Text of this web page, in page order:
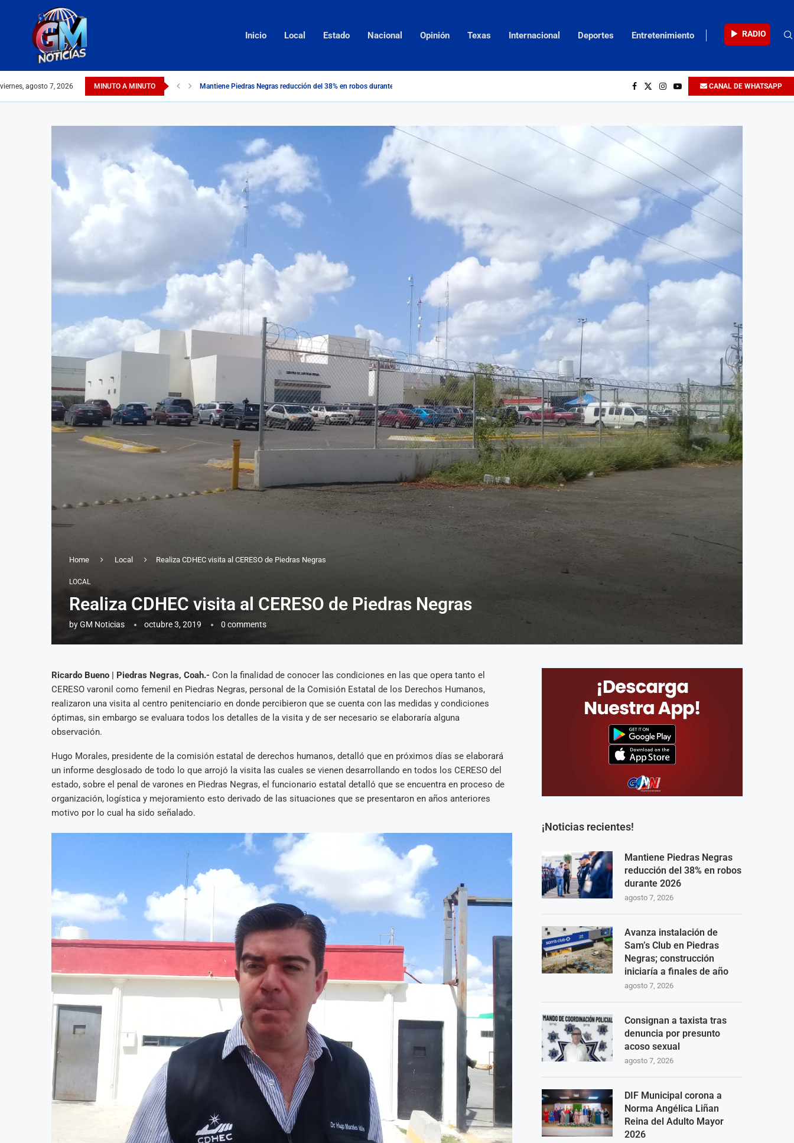
Inicio Local Estado Nacional Opinión Texas Internacional Deportes Entretenimiento RADIO
viernes, agosto 7, 2026 MINUTO A MINUTO Mantiene Piedras Negras reducción del 38% en robos durante 2026 CANAL DE WHATSAPP
Home Local Realiza CDHEC visita al CERESO de Piedras Negras
LOCAL
Realiza CDHEC visita al CERESO de Piedras Negras
byGM Noticias octubre 3, 2019 0 comments
Ricardo Bueno | Piedras Negras, Coah.- Con la finalidad de conocer las condiciones en las que opera tanto el
CERESO varonil como femenil en Piedras Negras, personal de la Comisión Estatal de los Derechos Humanos,
realizaron una visita al centro penitenciario en donde percibieron que se cuenta con las medidas y condiciones
óptimas, sin embargo se evaluara todos los detalles de la visita y de ser necesario se elaboraría alguna
observación.
Hugo Morales, presidente de la comisión estatal de derechos humanos, detalló que en próximos días se elaborará
un informe desglosado de todo lo que arrojó la visita las cuales se vienen desarrollando en todos los CERESO del
estado, sobre el penal de varones en Piedras Negras, el funcionario estatal detalló que se encuentra en proceso de
organización, logística y mejoramiento esto derivado de las situaciones que se presentaron en años anteriores
motivo por lo cual ha sido señalado.
¡Noticias recientes!
Mantiene Piedras Negras
reducción del 38% en robos
durante 2026
agosto 7, 2026
Avanza instalación de
Sam’s Club en Piedras
Negras; construcción
iniciaría a finales de año
agosto 7, 2026
Consignan a taxista tras
denuncia por presunto
acoso sexual
agosto 7, 2026
DIF Municipal corona a
Norma Angélica Liñan
Reina del Adulto Mayor
2026